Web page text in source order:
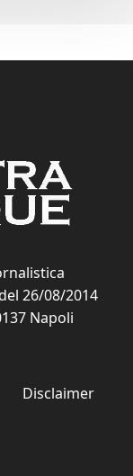
26/08/2014
Napoli
Disclaimer